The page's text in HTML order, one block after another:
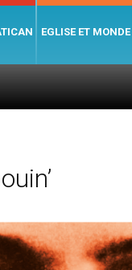
EGLISE ET MONDE